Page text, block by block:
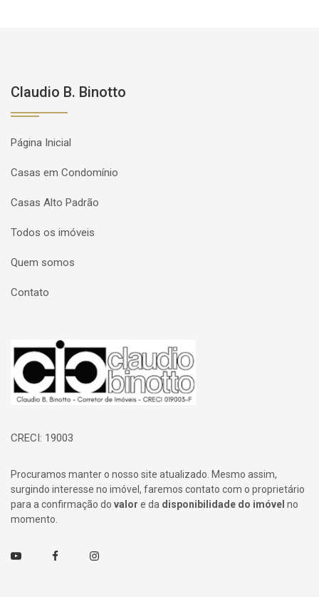
Claudio B. Binotto
Página Inicial
Casas em Condomínio
Casas Alto Padrão
Todos os imóveis
Quem somos
Contato
Página inicial
CRECI: 19003
Procuramos manter o nosso site atualizado. Mesmo assim,
surgindo interesse no imóvel, faremos contato com o proprietário
para a confirmação do valor e da disponibilidade do imóvel no
momento.
Youtube FacebookInstagram